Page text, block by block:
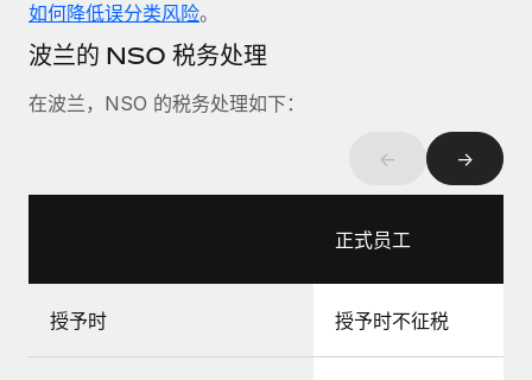
如何降低误分类风险。
波兰的 NSO 税务处理
在波兰，NSO 的税务处理如下：
← →
正式员工
授予时 授予时不征税